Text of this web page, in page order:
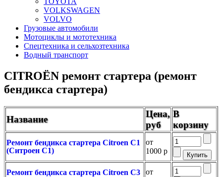
VOLKSWAGEN
VOLVO
Грузовые автомобили
Мотоциклы и мототехника
Спецтехника и сельхозтехника
Водный транспорт
CITROЁN ремонт стартера (ремонт
бендикса стартера)
Название
Цена,
руб
В
корзину
Ремонт бендикса стартера Citroen C1
(Ситроен С1)
от
1000 р
Ремонт бендикса стартера Citroen C3
от